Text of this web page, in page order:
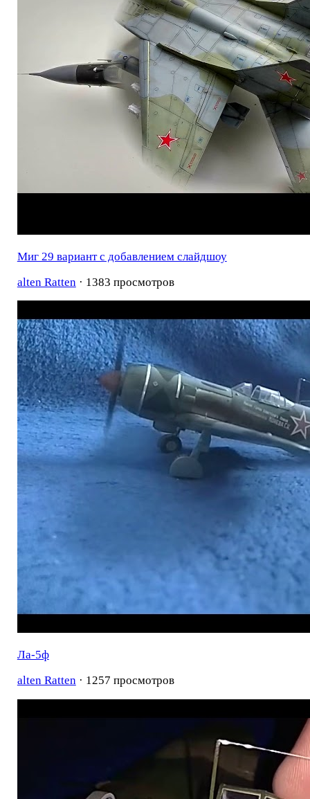
Миг 29 вариант с добавлением слайдшоу
alten Ratten · 1383 просмотров
Ла-5ф
alten Ratten· 1257 просмотров